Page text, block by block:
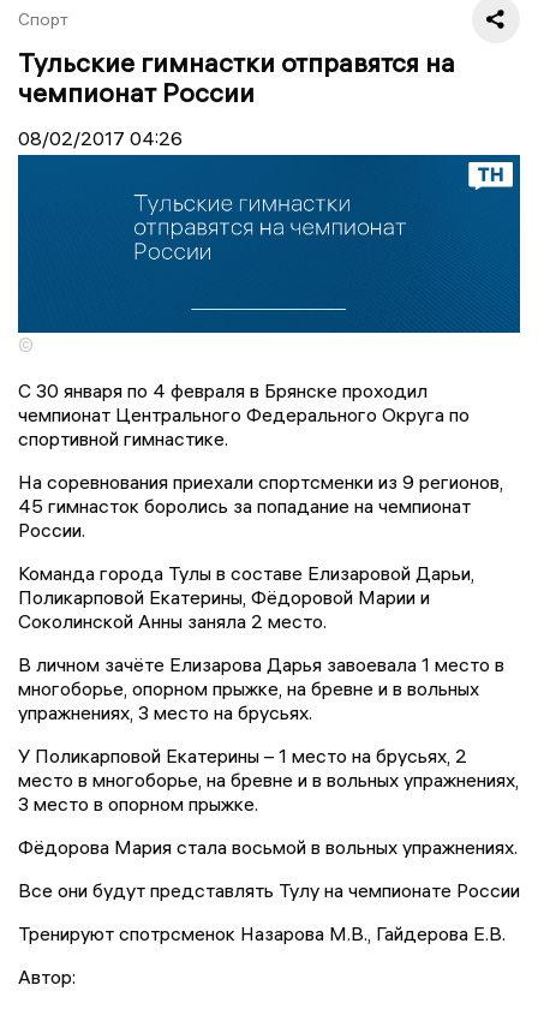
Спорт
Тульские гимнастки отправятся на
чемпионат России
08/02/2017 04:26
©
С 30 января по 4 февраля в Брянске проходил
чемпионат Центрального Федерального Округа по
спортивной гимнастике.
На соревнования приехали спортсменки из 9 регионов,
45 гимнасток боролись за попадание на чемпионат
России.
Команда города Тулы в составе Елизаровой Дарьи,
Поликарповой Екатерины, Фёдоровой Марии и
Соколинской Анны заняла 2 место.
В личном зачёте Елизарова Дарья завоевала 1 место в
многоборье, опорном прыжке, на бревне и в вольных
упражнениях, 3 место на брусьях.
У Поликарповой Екатерины – 1 место на брусьях, 2
место в многоборье, на бревне и в вольных упражнениях,
3 место в опорном прыжке.
Фёдорова Мария стала восьмой в вольных упражнениях.
Все они будут представлять Тулу на чемпионате России
Тренируют спотрсменок Назарова М.В., Гайдерова Е.В.
Автор: